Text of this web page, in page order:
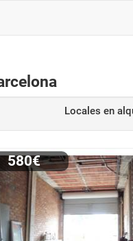
Locales en
580€